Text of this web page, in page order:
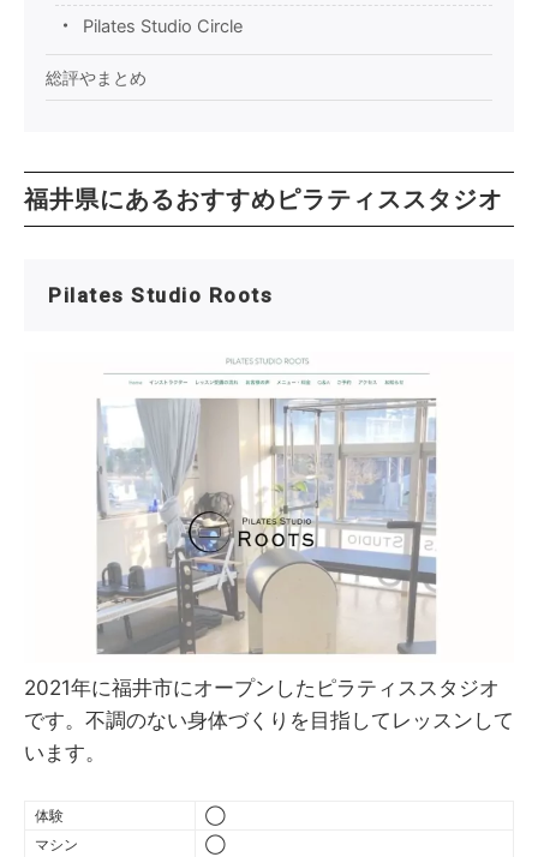
Pilates Studio Circle
総評やまとめ
福井県にあるおすすめピラティススタジオ
Pilates Studio Roots
2021年に福井市にオープンしたピラティススタジオ
です。不調のない身体づくりを目指してレッスンして
います。
体験
◯
マシン
◯